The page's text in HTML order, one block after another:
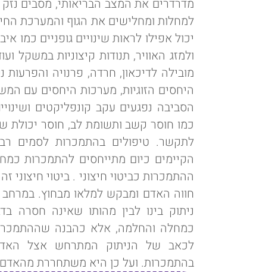
מדרדרים את המצב הבריאותי, מסבים נזק
למחלות ומחלישים את הגוף והמערכת
יכול אפילו לראות שינויים גופניים כמו
ולמזג האוויר, תנודות קיצוניות במשקל
מובילה לדיכאון, חרדה, פרנויה
היחסים הזוגיות, מערכות היחסים עם
הסביבה נפגעים עקב קונפליקטים
כמו חוסר קשב ותשומת לב, חוסר
לתקשר. טיפולים בהתמכרות לסמים
הקיימים כיום מתייחסים להתמכרות
ההתמכרות כביטוי חיצוני . ביטוי חיצוני
חווה האדם ומבקש למלאו מבחוץ.
ניתוק בינו לבין מהותו שאינה חסרה
כמחלה והחלמה, אלא כהבנה שההתמכרות
לכאב של הניתוק המתרחש אצל
בהתמכרות. ועל כן היא משתחררת